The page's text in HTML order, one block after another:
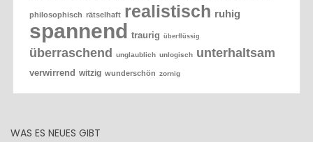
philosophisch rätselhaft realistisch ruhig
spannend traurig überflüssig
überraschend unglaublich unlogisch unterhaltsam
verwirrend witzig wunderschön zornig
WAS ES NEUES GIBT